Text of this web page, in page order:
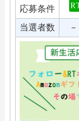
応募条件
当選者数
－